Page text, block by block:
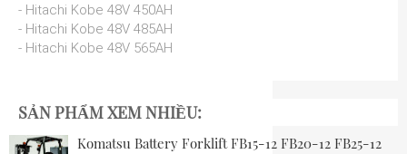
- Hitachi Kobe 48V 450AH
- Hitachi Kobe 48V 485AH
- Hitachi Kobe 48V 565AH
SẢN PHẨM XEM NHIỀU:
Komatsu Battery Forklift FB15-12 FB20-12 FB25-12